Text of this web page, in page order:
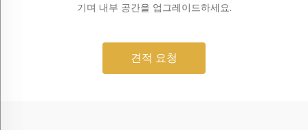
기며 내부 공간을 업그레이드하세요.
견적 요청